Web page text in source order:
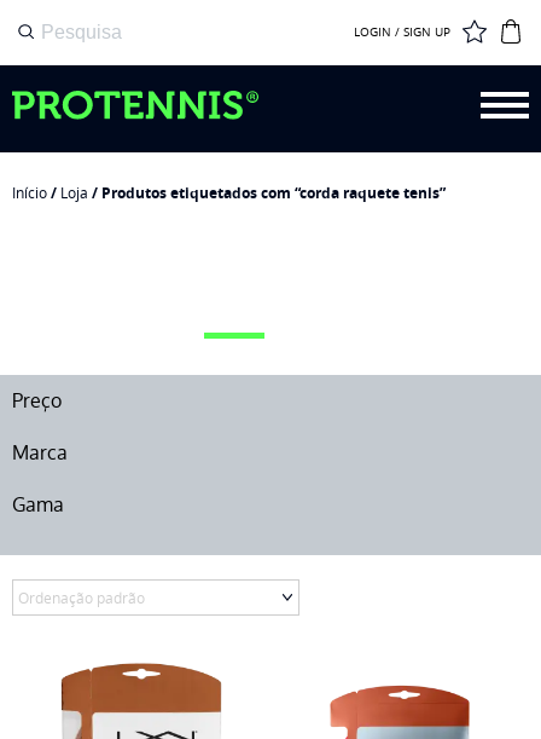
LOGIN / SIGN UP
Início/ Loja / Produtos etiquetados com “corda raquete tenis”
Preço
Marca
Gama